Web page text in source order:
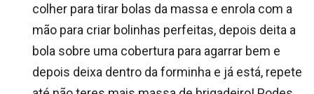
colher para tirar bolas da massa e enrola com a
mão para criar bolinhas perfeitas, depois deita a
bola sobre uma cobertura para agarrar bem e
depois deixa dentro da forminha e já está, repete